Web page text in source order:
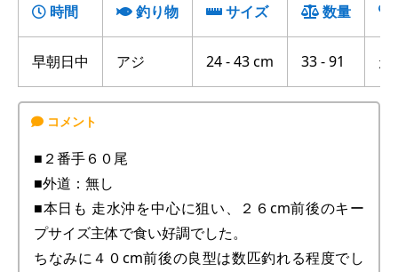
時間 釣り物 サイズ 数量
早朝日中 アジ 24 - 43 cm 33 - 91 走
■２番手６０尾
■外道：無し
■本日も 走水沖を中心に狙い、２６cm前後のキー
プサイズ主体で食い好調でした。
ちなみに４０cm前後の良型は数匹釣れる程度でし